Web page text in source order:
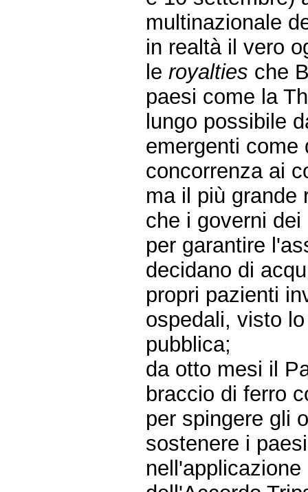
multinazionale
in realtà il vero
leroyalties che
paesi come la
lungo possibile
emergenti come
concorrenza ai
ma il più grande
che i governi
per garantire
decidano di
propri pazienti
ospedali, visto
pubblica;
da otto mesi il
braccio di ferro
per spingere gli
sostenere i